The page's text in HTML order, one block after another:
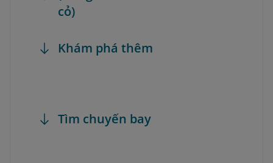
cỏ)
Khám phá thêm
Tìm chuyến bay